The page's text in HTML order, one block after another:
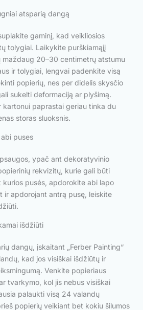
atsparią dangą
gaminį, kad veikliosios
tolygiai. Laikykite purškiamąjį
maždaug 20–30 centimetrų atstumu
ir tolygiai, lengvai padenkite visą
popierių, nes per didelis skysčio
sukelti deformaciją ar plyšimą.
kartonui paprastai geriau tinka du
storas sluoksnis.
puses
ypač ant dekoratyvinio
rekvizitų, kurie gali būti
kurios pusės, apdorokite abi lapo
ir apdorojant antrą pusę, leiskite
išdžiūti
dangų, įskaitant „Ferber Painting“
kad jos visiškai išdžiūtų ir
Venkite popieriaus
tvarkymo, kol jis nebus visiškai
palaukti visą 24 valandų
popierių veikiant bet kokiu šilumos